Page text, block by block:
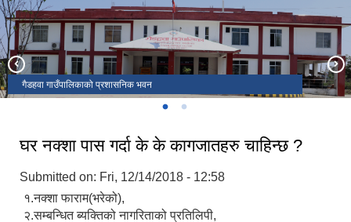
गैडहवा गाउँपालिकाको प्रशासनिक भवन
गैडहवा ताल
घर नक्शा पास गर्दा के के कागजातहरु चाहिन्छ ?
Submitted on: Fri, 12/14/2018 - 12:58
१.नक्शा फाराम(भरेको),
२.सम्बन्धित ब्यक्तिको नागरिताको प्रतिलिपी,